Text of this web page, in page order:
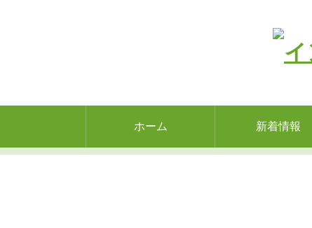
ホーム 新着情報